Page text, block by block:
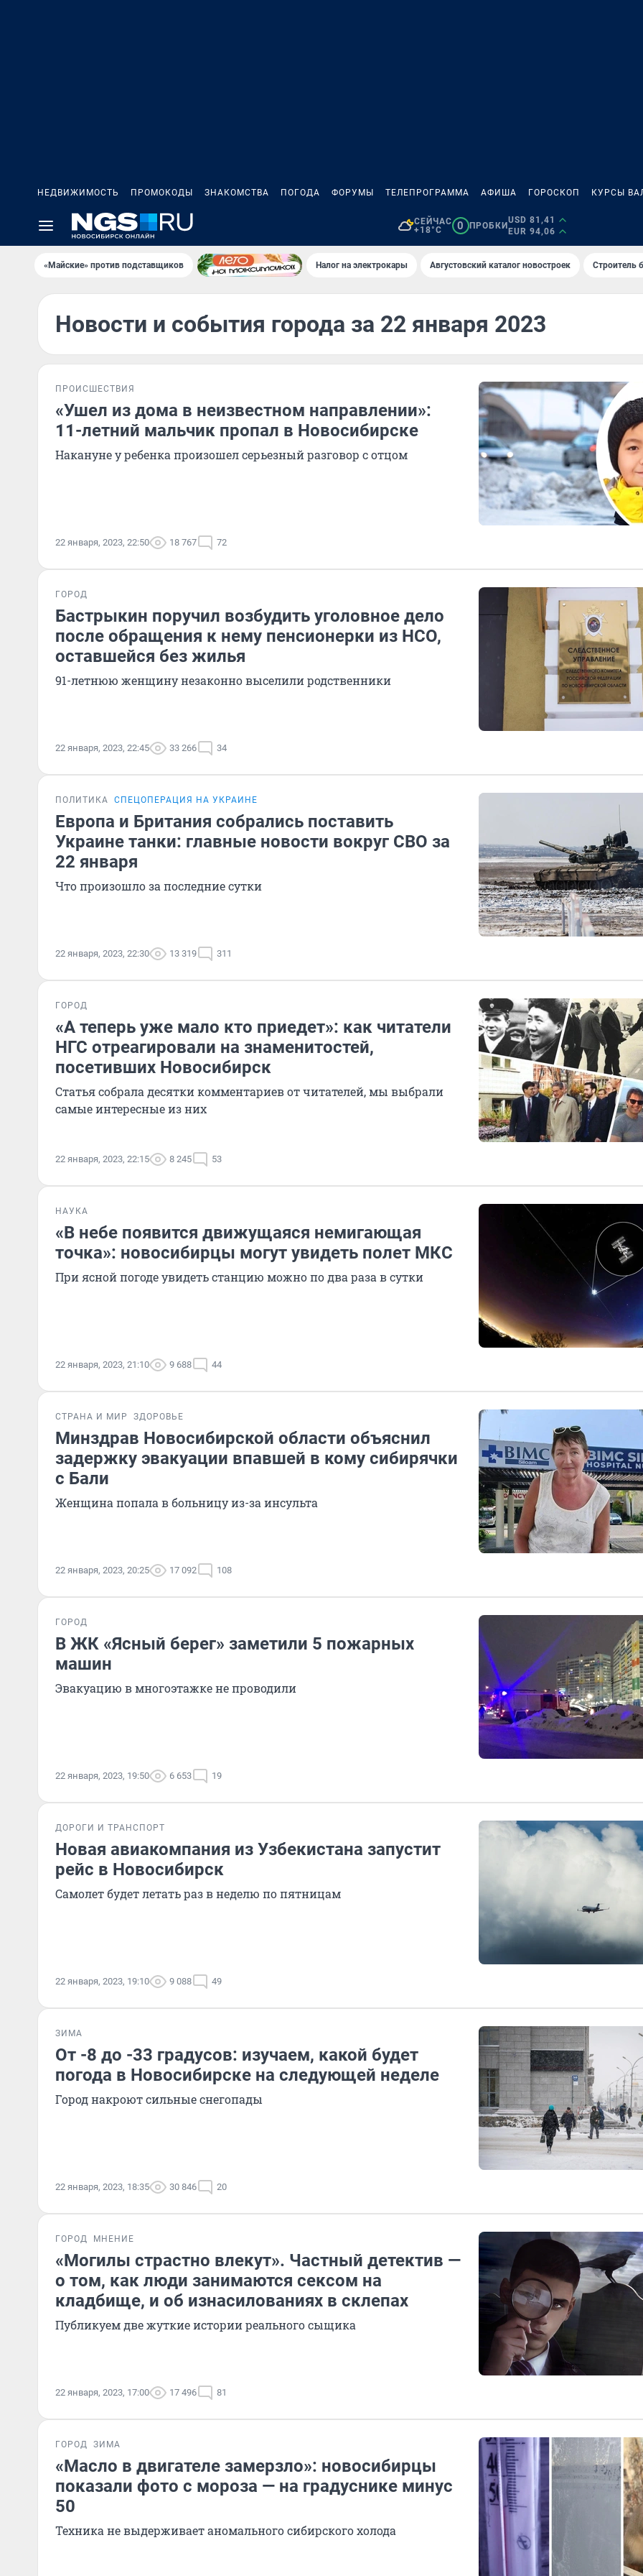
НЕДВИЖИМОСТЬ ПРОМОКОДЫ ЗНАКОМСТВА ПОГОДА ФОРУМЫ ТЕЛЕПРОГРАММА АФИША ГОРОСКОП КУРСЫ
СЕЙЧАС
+18°C
0 ПРОБКИ
USD 81,41
EUR 94,06
«Майские» против подставщиков Налог на электрокары Августовский каталог новостроек Строитель
Новости и события города за 22 января 2023
ПРОИСШЕСТВИЯ
«Ушел из дома в неизвестном направлении»:
11-летний мальчик пропал в Новосибирске
Накануне у ребенка произошел серьезный разговор с отцом
22 января, 2023, 22:50 18 767 72
ГОРОД
Бастрыкин поручил возбудить уголовное дело
после обращения к нему пенсионерки из НСО,
оставшейся без жилья
91-летнюю женщину незаконно выселили родственники
22 января, 2023, 22:45 33 266 34
ПОЛИТИКА СПЕЦОПЕРАЦИЯ НА УКРАИНЕ
Европа и Британия собрались поставить
Украине танки: главные новости вокруг СВО за
22 января
Что произошло за последние сутки
22 января, 2023, 22:30 13 319 311
ГОРОД
«А теперь уже мало кто приедет»: как читатели
НГС отреагировали на знаменитостей,
посетивших Новосибирск
Статья собрала десятки комментариев от читателей, мы выбрали
самые интересные из них
22 января, 2023, 22:15 8 245 53
НАУКА
«В небе появится движущаяся немигающая
точка»: новосибирцы могут увидеть полет МКС
При ясной погоде увидеть станцию можно по два раза в сутки
22 января, 2023, 21:10 9 688 44
СТРАНА И МИР ЗДОРОВЬЕ
Минздрав Новосибирской области объяснил
задержку эвакуации впавшей в кому сибирячки
с Бали
Женщина попала в больницу из-за инсульта
22 января, 2023, 20:25 17 092 108
ГОРОД
В ЖК «Ясный берег» заметили 5 пожарных
машин
Эвакуацию в многоэтажке не проводили
22 января, 2023, 19:50 6 653 19
ДОРОГИ И ТРАНСПОРТ
Новая авиакомпания из Узбекистана запустит
рейс в Новосибирск
Самолет будет летать раз в неделю по пятницам
22 января, 2023, 19:10 9 088 49
ЗИМА
От -8 до -33 градусов: изучаем, какой будет
погода в Новосибирске на следующей неделе
Город накроют сильные снегопады
22 января, 2023, 18:35 30 846 20
ГОРОД МНЕНИЕ
«Могилы страстно влекут». Частный детектив —
о том, как люди занимаются сексом на
кладбище, и об изнасилованиях в склепах
Публикуем две жуткие истории реального сыщика
22 января, 2023, 17:00 17 496 81
ГОРОД ЗИМА
«Масло в двигателе замерзло»: новосибирцы
показали фото с мороза — на градуснике минус
50
Техника не выдерживает аномального сибирского холода